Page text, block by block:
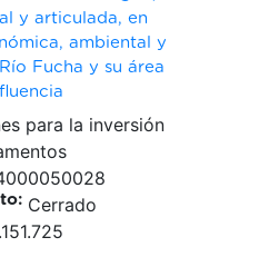
y articulada, en
ambiental y
Fucha y su área
para la inversión
Cerrado